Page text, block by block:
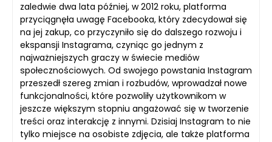
zaledwie dwa lata później, w 2012 roku, platforma
przyciągnęła uwagę Facebooka, który zdecydował się
na jej zakup, co przyczyniło się do dalszego rozwoju i
ekspansji Instagrama, czyniąc go jednym z
najważniejszych graczy w świecie mediów
społecznościowych. Od swojego powstania Instagram
przeszedł szereg zmian i rozbudów, wprowadzał nowe
funkcjonalności, które pozwoliły użytkownikom w
jeszcze większym stopniu angażować się w tworzenie
treści oraz interakcję z innymi. Dzisiaj Instagram to nie
tylko miejsce na osobiste zdjęcia, ale także platforma